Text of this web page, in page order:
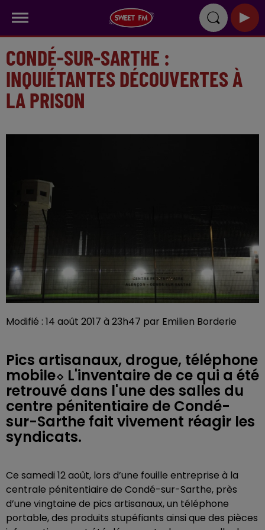
CONDÉ-SUR-SARTHE :
INQUIÉTANTES DÉCOUVERTES À
LA PRISON
Modifié : 14 août 2017 à 23h47 par Emilien Borderie
Pics artisanaux, drogue, téléphone
mobile⬦ L'inventaire de ce qui a été
retrouvé dans l'une des salles du
centre pénitentiaire de Condé-
sur-Sarthe fait vivement réagir les
syndicats.
Ce samedi 12 août, lors d’une fouille entreprise à la
centrale pénitentiaire de Condé-sur-Sarthe, près
d’une vingtaine de pics artisanaux, un téléphone
portable, des produits stupéfiants ainsi que des pièces